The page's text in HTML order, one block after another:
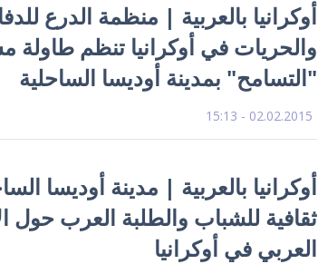
أوكرانيا بالعربية | منظمة الدرع
والحريات في أوكرانيا تنظم طاولة
"التسامح" بمدينة أوديسا الساحلية
02.02.2015 - 15:13
أوكرانيا بالعربية | مدينة أوديسا
ثقافية للشباب والطلبة العرب حول
العربي في أوكرانيا